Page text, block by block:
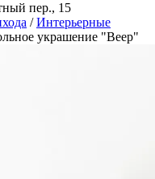
пер., 15
/ Интерьерные
украшение "Веер"